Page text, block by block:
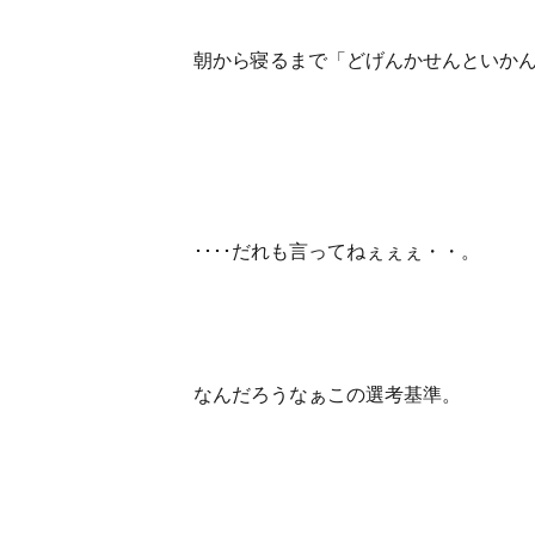
朝から寝るまで「どげんかせんといか
････だれも言ってねぇぇぇ・・。
なんだろうなぁこの選考基準。